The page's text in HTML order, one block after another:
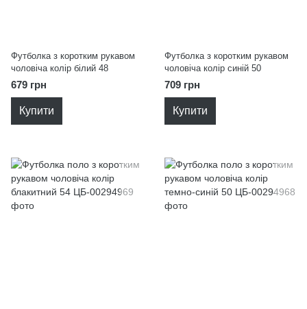
Футболка з коротким рукавом
чоловіча колір білий 48
679 грн
Купити
Футболка з коротким рукавом
чоловіча колір синій 50
709 грн
Купити